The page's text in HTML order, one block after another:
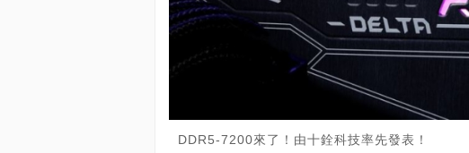
DDR5-7200來了！由十銓科技率先發表！